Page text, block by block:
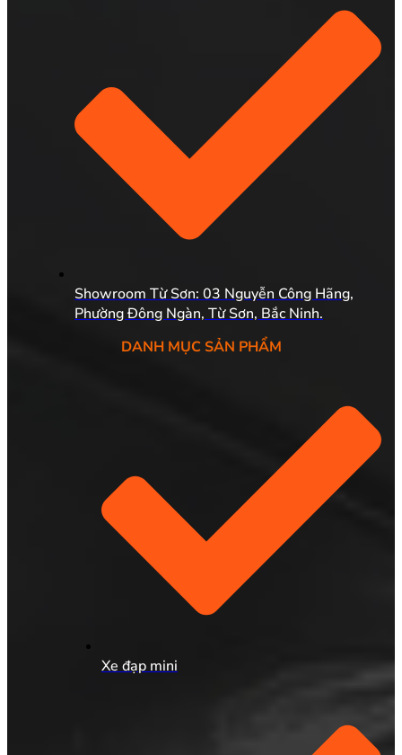
Showroom Từ Sơn: 03 Nguyễn Công Hãng,
Phường Đông Ngàn, Từ Sơn, Bắc Ninh.
DANH MỤC SẢN PHẨM
Xe đạp mini